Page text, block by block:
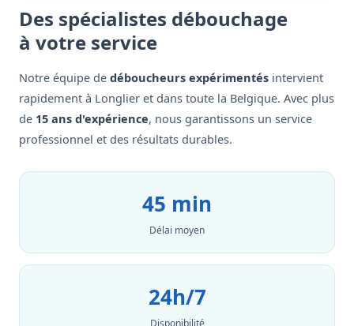
Des spécialistes débouchage
à votre service
Notre équipe de déboucheurs expérimentés intervient
rapidement à Longlier et dans toute la Belgique. Avec plus
de 15 ans d'expérience, nous garantissons un service
professionnel et des résultats durables.
45 min
Délai moyen
24h/7
Disponibilité